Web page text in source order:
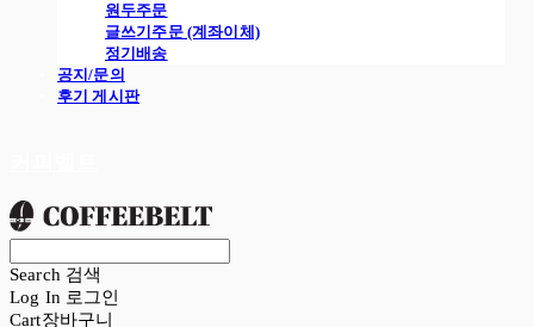
원두주문
글쓰기주문 (계좌이체)
정기배송
공지/문의
후기 게시판
Search 검색
Log In 로그인
Cart장바구니